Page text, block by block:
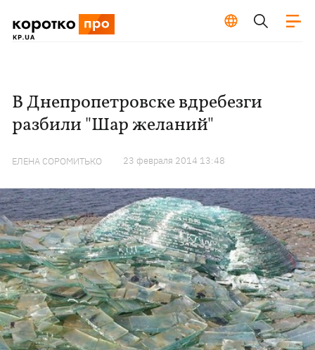
В Днепропетровске вдребезги
разбили "Шар желаний"
ЕЛЕНА СОРОМИТЬКО 23 февраля 2014 13:48